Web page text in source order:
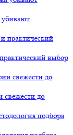
выбор
свежести до